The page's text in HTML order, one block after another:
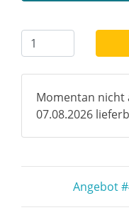
Momentan nicht
07.08.2026
Angebot